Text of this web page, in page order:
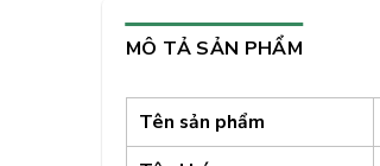
MÔ TẢ SẢN PHẨM
Tên sản phẩm